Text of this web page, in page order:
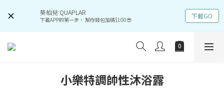
葵柏兒 QUAPLAR
下載APP的第一步， 幫你錢包加碼$100😎 下載GO
小樂特調帥性沐浴露